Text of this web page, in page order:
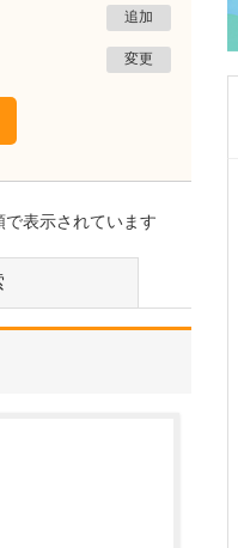
追加
変更
表示されています
ニック
いることはありますか?
る
い